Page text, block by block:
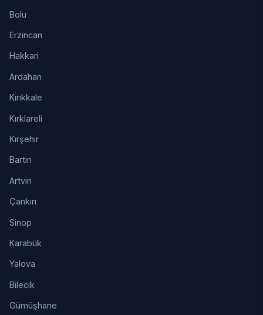
Bolu
Erzincan
Hakkari
Ardahan
Kırıkkale
Kırklareli
Kırşehir
Bartın
Artvin
Çankırı
Sinop
Karabük
Yalova
Bilecik
Gümüşhane